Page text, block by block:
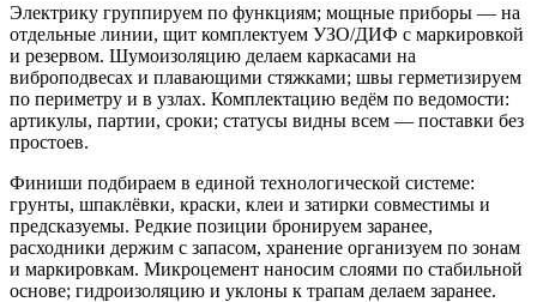
Электрику группируем по функциям; мощные приборы — на
отдельные линии, щит комплектуем УЗО/ДИФ с маркировкой
и резервом. Шумоизоляцию делаем каркасами на
виброподвесах и плавающими стяжками; швы герметизируем
по периметру и в узлах. Комплектацию ведём по ведомости:
артикулы, партии, сроки; статусы видны всем — поставки без
простоев.
Финиши подбираем в единой технологической системе:
грунты, шпаклёвки, краски, клеи и затирки совместимы и
предсказуемы. Редкие позиции бронируем заранее,
расходники держим с запасом, хранение организуем по зонам
и маркировкам. Микроцемент наносим слоями по стабильной
основе; гидроизоляцию и уклоны к трапам делаем заранее.